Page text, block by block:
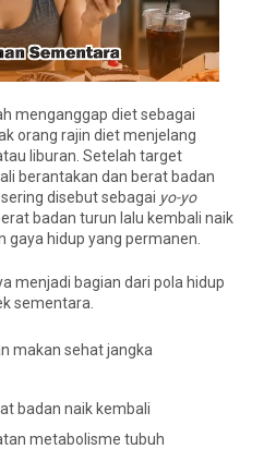
menganggap diet sebagai
orang rajin diet menjelang
liburan. Setelah target
berantakan dan berat badan
disebut sebagai yo-yo
badan turun lalu kembali naik
gaya hidup yang permanen.
menjadi bagian dari pola hidup
sementara.
makan sehat jangka
badan naik kembali
metabolisme tubuh